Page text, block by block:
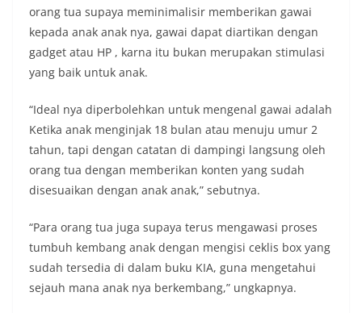
orang tua supaya meminimalisir memberikan gawai
kepada anak anak nya, gawai dapat diartikan dengan
gadget atau HP , karna itu bukan merupakan stimulasi
yang baik untuk anak.
“Ideal nya diperbolehkan untuk mengenal gawai adalah
Ketika anak menginjak 18 bulan atau menuju umur 2
tahun, tapi dengan catatan di dampingi langsung oleh
orang tua dengan memberikan konten yang sudah
disesuaikan dengan anak anak,” sebutnya.
“Para orang tua juga supaya terus mengawasi proses
tumbuh kembang anak dengan mengisi ceklis box yang
sudah tersedia di dalam buku KIA, guna mengetahui
sejauh mana anak nya berkembang,” ungkapnya.